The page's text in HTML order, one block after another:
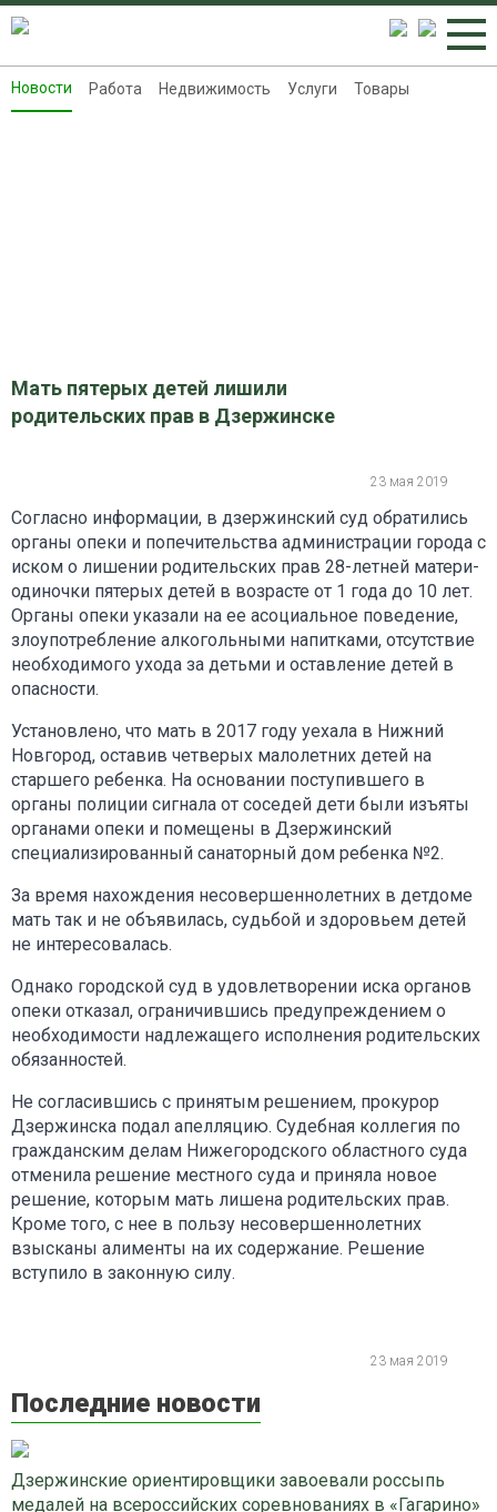
Новости
Новости Работа Недвижимость Услуги Товары
Мать пятерых детей лишили
родительских прав в Дзержинске
23 мая 2019
Согласно информации, в дзержинский суд обратились
органы опеки и попечительства администрации города с
иском о лишении родительских прав 28-летней матери-
одиночки пятерых детей в возрасте от 1 года до 10 лет.
Органы опеки указали на ее асоциальное поведение,
злоупотребление алкогольными напитками, отсутствие
необходимого ухода за детьми и оставление детей в
опасности.
Установлено, что мать в 2017 году уехала в Нижний
Новгород, оставив четверых малолетних детей на
старшего ребенка. На основании поступившего в
органы полиции сигнала от соседей дети были изъяты
органами опеки и помещены в Дзержинский
специализированный санаторный дом ребенка №2.
За время нахождения несовершеннолетних в детдоме
мать так и не объявилась, судьбой и здоровьем детей
не интересовалась.
Однако городской суд в удовлетворении иска органов
опеки отказал, ограничившись предупреждением о
необходимости надлежащего исполнения родительских
обязанностей.
Не согласившись с принятым решением, прокурор
Дзержинска подал апелляцию. Судебная коллегия по
гражданским делам Нижегородского областного суда
отменила решение местного суда и приняла новое
решение, которым мать лишена родительских прав.
Кроме того, с нее в пользу несовершеннолетних
взысканы алименты на их содержание. Решение
вступило в законную силу.
23 мая 2019
Последние новости
Дзержинские ориентировщики завоевали россыпь
медалей на всероссийских соревнованиях в «Гагарино»